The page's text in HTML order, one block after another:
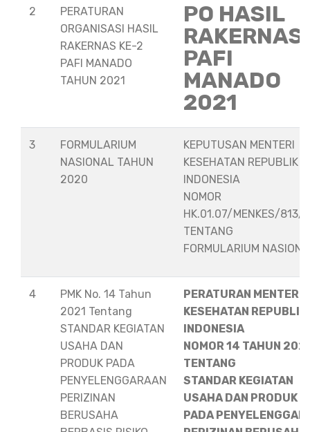
2
PERATURAN
ORGANISASI HASIL
RAKERNAS KE-2
PAFI MANADO
TAHUN 2021
PO HASIL
RAKERNAS
PAFI
MANADO
2021
3
FORMULARIUM
NASIONAL TAHUN
2020
KEPUTUSAN MENTERI
KESEHATAN REPUBLIK
INDONESIA
NOMOR
HK.01.07/MENKES/813/
TENTANG
FORMULARIUM
4
PMK No. 14 Tahun
2021 Tentang
STANDAR KEGIATAN
USAHA DAN
PRODUK PADA
PENYELENGGARAAN
PERIZINAN
BERUSAHA
PERATURAN MENTERI
KESEHATAN REPUBLIK
INDONESIA
NOMOR 14 TAHUN
TENTANG
STANDAR KEGIATAN
USAHA DAN PRODUK
PADA